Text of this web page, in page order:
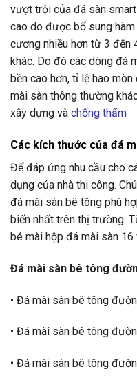
vượt trội của đá sàn
cao do được bổ sung
cương nhiều hơn từ 3 đến
khác. Do đó các dòng đá
bền cao hơn, tỉ lệ hao
mài sàn thông thường
xây dựng và chống thấm
Các kích thước của đá
Để đáp ứng nhu cầu cho
dụng của nhà thi công.
đá mài sàn bê tông phù
biến nhất trên thị trường.
bé mài hộp đá mài sàn 16
Đá mài sàn bê tông
• Đá mài sàn bê tông
• Đá mài sàn bê tông
• Đá mài sàn bê tông